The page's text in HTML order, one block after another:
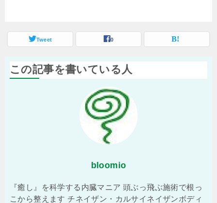
Tweet 0
この記事を書いている人
bloomio
『癒し』を科学する内臓マニア 頭ぶっ飛ぶ施術で根っ
こから整えます チネイザン・カルサイネイザンボディ